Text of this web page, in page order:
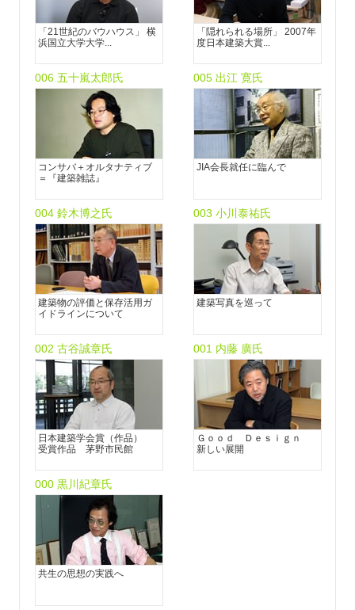
「21世紀のバウハウス」 横
浜国立大学大学...
「隠れられる場所」 2007年
度日本建築大賞...
006 五十嵐太郎氏
コンサバ＋オルタナティブ
＝『建築雑誌』
005 出江 寛氏
JIA会長就任に臨んで
004 鈴木博之氏
建築物の評価と保存活用ガ
イドラインについて
003 小川泰祐氏
建築写真を巡って
002 古谷誠章氏
日本建築学会賞（作品）
受賞作品 茅野市民館
001 内藤 廣氏
Ｇｏｏｄ Ｄｅｓｉｇｎ
新しい展開
000 黒川紀章氏
共生の思想の実践へ